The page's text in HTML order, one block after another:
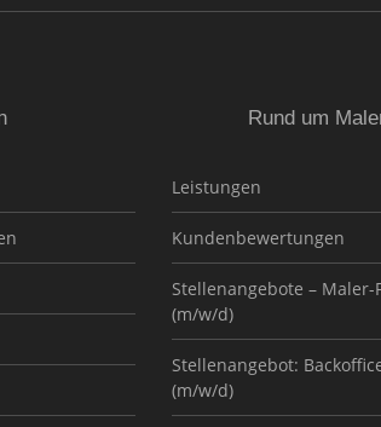
Rund um
Leistungen
Kundenbewertungen
Stellenangebote –
(m/w/d)
Stellenangebot:
(m/w/d)